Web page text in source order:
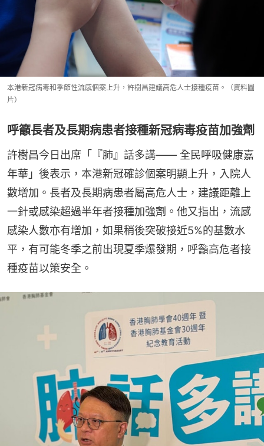
本港新冠病毒和季節性流感個案上升，許樹昌建議高危人士接種疫苗。（資料圖
片）
呼籲長者及長期病患者接種新冠病毒疫苗加強劑
許樹昌今日出席「『肺』話多講—— 全民呼吸健康嘉
年華」後表示，本港新冠確診個案明顯上升，入院人
數增加。長者及長期病患者屬高危人士，建議距離上
一針或感染超過半年者接種加強劑。他又指出，流感
感染人數亦有增加，如果稍後突破接近5%的基數水
平，有可能冬季之前出現夏季爆發期，呼籲高危者接
種疫苗以策安全。